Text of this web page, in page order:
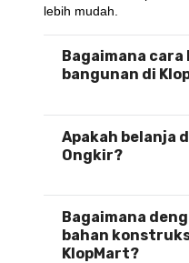
lebih mudah.
Bagaimana
bangunan di
Apakah belanja
Ongkir?
Bagaimana
bahan
KlopMart?